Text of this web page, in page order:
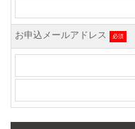
お申込メールアドレス 必須